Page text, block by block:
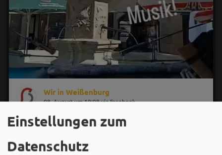
Wir in Weißenburg
08. August um 10:08 via Facebook
Einstellungen zum
Datenschutz